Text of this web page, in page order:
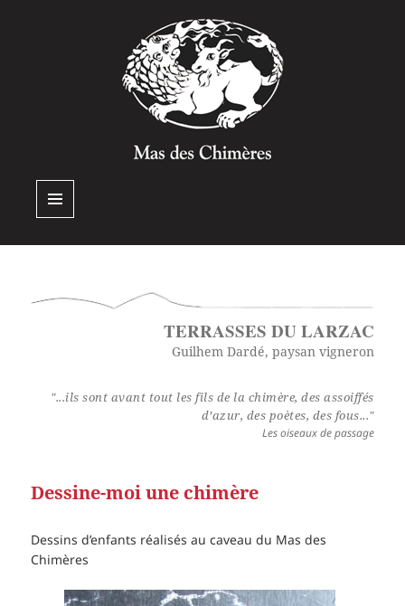
TERRASSES DU LARZAC
Guilhem Dardé, paysan vigneron
"...ils sont avant tout les fils de la chimère, des assoiffés
d’azur, des poètes, des fous..."
Les oiseaux de passage
Dessine-moi une chimère
Dessins d’enfants réalisés au caveau du Mas des
Chimères